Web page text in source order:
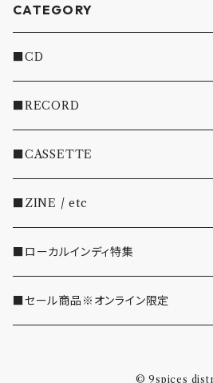
CATEGORY
■CD
・INDIE
・EMO/PUNK/POST HC
・SHOEGAZE/DREAMPOP/POST
・OTHER(LOUD/JUNK/RAP/ etc...)
■RECORD
■CASSETTE
■ZINE / etc
■ローカルインディ特集
■セール商品※オンライン限定
© 9spices